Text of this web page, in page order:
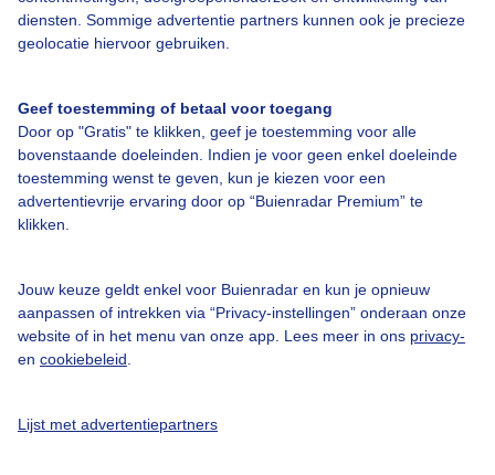
diensten. Sommige advertentie partners kunnen ook je precieze
geolocatie hiervoor gebruiken.
Geef toestemming of betaal voor toegang
Door op "Gratis" te klikken, geef je toestemming voor alle
bovenstaande doeleinden. Indien je voor geen enkel doeleinde
toestemming wenst te geven, kun je kiezen voor een
advertentievrije ervaring door op “Buienradar Premium” te
klikken.
Jouw keuze geldt enkel voor Buienradar en kun je opnieuw
aanpassen of intrekken via “Privacy-instellingen” onderaan onze
website of in het menu van onze app. Lees meer in ons privacy-
en cookiebeleid
Lijst met advertentiepartners
Veelgestelde vragen
Contact
Toegankelijkheid
Gebruikersvoorwaarden
Buienradar Team
Privacy beleid
Cookie beleid